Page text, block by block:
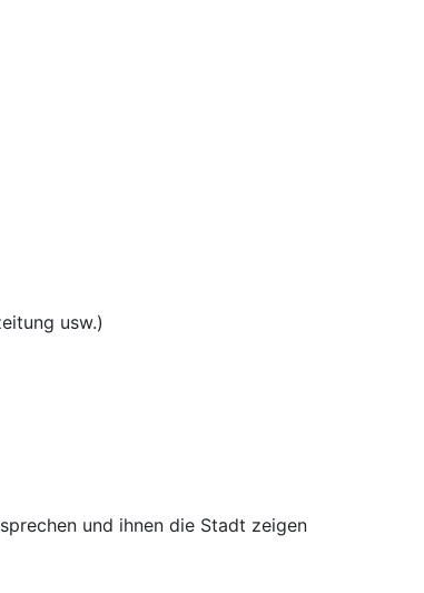
usw.)
und ihnen die Stadt zeigen